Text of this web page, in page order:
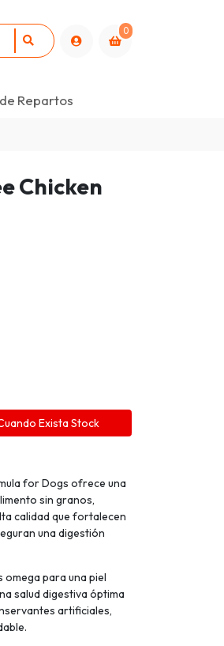
0
Repartos
Chicken
Exista Stock
for Dogs ofrece una
sin granos,
calidad que fortalecen
una digestión
para una piel
salud digestiva óptima
artificiales,